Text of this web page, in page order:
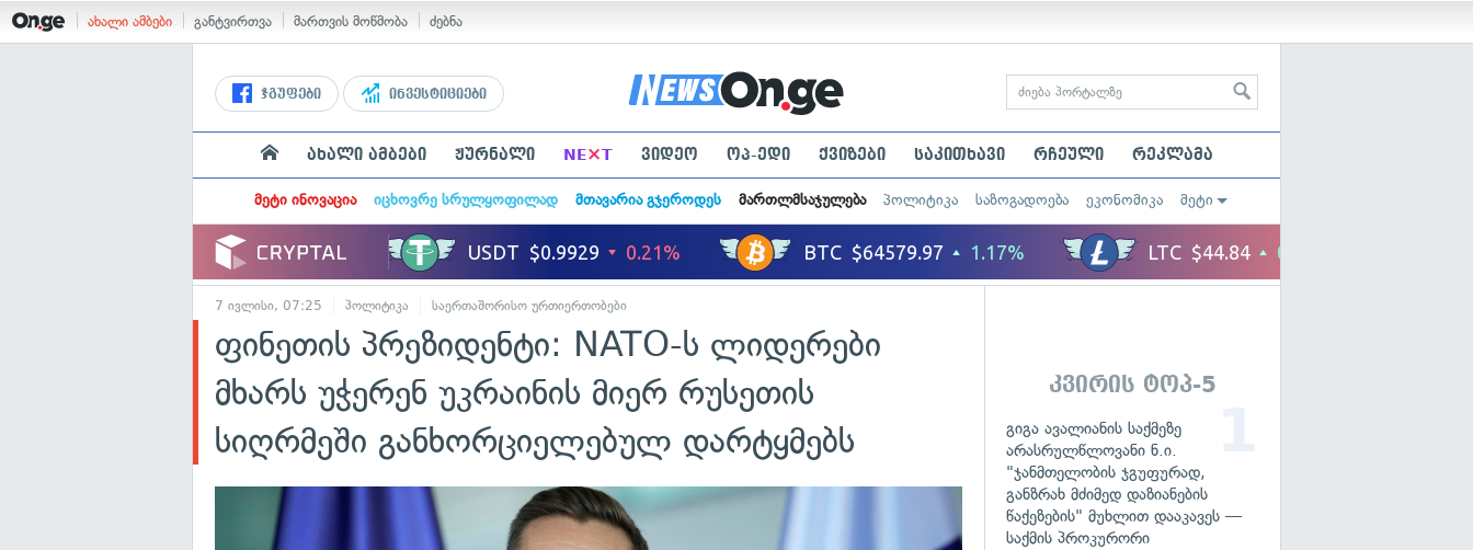
ახალი ამბები განტვირთვა მართვის მოწმობა ძებნა
ჯგუფები ინვესტიციები
ახალი ამბები ჟურნალი NE×T ვიდეო ოპ-ედი ქვიზები საკითხავი რჩეული რეკლამა
მეტი ინოვაცია იცხოვრე სრულყოფილად მთავარია გჯეროდეს მართლმსაჯულება პოლიტიკა საზოგადოება ეკონომიკა მეტი
7 ივლისი, 07:25 პოლიტიკა საერთაშორისო ურთიერთობები
ფინეთის პრეზიდენტი: NATO-ს ლიდერები
მხარს უჭერენ უკრაინის მიერ რუსეთის
სიღრმეში განხორციელებულ დარტყმებს
კვირის ტოპ-5
გიგა ავალიანის საქმეზე
არასრულწლოვანი ნ.ი.
"ჯანმთელობის ჯგუფურად,
განზრახ მძიმედ დაზიანების
წაქეზების" მუხლით დააკავეს —
საქმის პროკურორი